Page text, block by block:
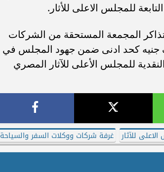
للمجلس الاعلى للأثار.
المجمعة المستحقة من الشركات
على أن ترتفع بنسبة 5% ليصل سعرها 250 الف جنيه كحد ادنى ضمن جهود المجلس في
للمجلس الأعلى للآثار المصري
للآثار غرفة شركات ووكلات السفر والسياحة